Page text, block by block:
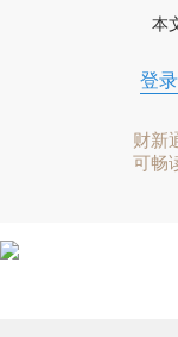
本
登录
财新
可畅